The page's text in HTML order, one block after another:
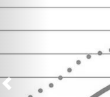
Предыдущий